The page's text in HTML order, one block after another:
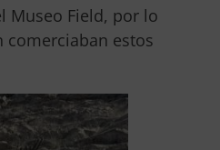
Museo Field, por lo
comerciaban estos